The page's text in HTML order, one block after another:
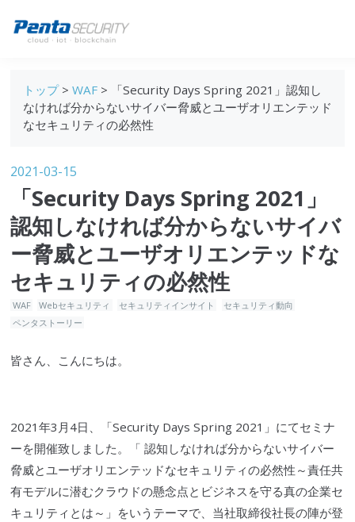
Webセキュリティ
データ保護
セキュリティインサイト
技術ブログ
トップ> WAF> 「Security Days Spring 2021」認知し
なければ分からないサイバー脅威とユーザオリエンテッド
なセキュリティの必然性
2021-03-15
「Security Days Spring 2021」
認知しなければ分からないサイバ
ー脅威とユーザオリエンテッドな
セキュリティの必然性
WAF Webセキュリティ セキュリティインサイト
セキュリティ動向
ペンタストーリー
皆さん、こんにちは。
2021年3月4日、「Security Days Spring 2021」にてセミナ
ーを開催致しました。「 認知しなければ分からないサイバー
脅威とユーザオリエンテッドなセキュリティの必然性～責任共
有モデルに潜むクラウドの懸念点とビジネスを守る真の企業セ
キュリティとは～」をいうテーマで、当社取締役社長の陣が登